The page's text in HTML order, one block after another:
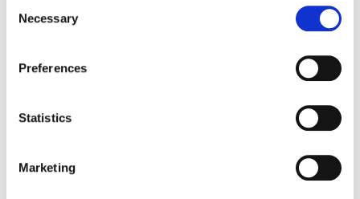
Selection
Necessary
Preferences
Statistics
Marketing
Garantivillkor
Produktens utseende kan avvika mot de bilder som visas
DWG, produktblad, teknisk information, bilder etc.